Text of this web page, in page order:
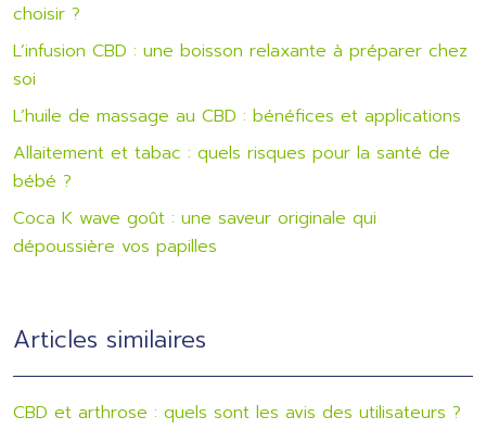
choisir ?
L’infusion CBD : une boisson relaxante à préparer chez
soi
L’huile de massage au CBD : bénéfices et applications
Allaitement et tabac : quels risques pour la santé de
bébé ?
Coca K wave goût : une saveur originale qui
dépoussière vos papilles
Articles similaires
CBD et arthrose : quels sont les avis des utilisateurs ?